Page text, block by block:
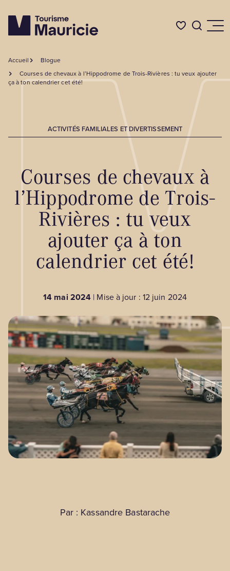
Nos territoires
Zone médias
Espace membres
EN
Quoi faire
Événements
L'été en Mauricie
Accueil
Blogue
Courses de chevaux à l’Hippodrome de Trois-Rivières : tu veux ajouter
ça à ton calendrier cet été!
ACTIVITÉS FAMILIALES ET DIVERTISSEMENT
Courses de chevaux à
l’Hippodrome de Trois-
Rivières : tu veux
ajouter ça à ton
calendrier cet été!
14 mai 2024 | Mise à jour : 12 juin 2024
Par : Kassandre Bastarache